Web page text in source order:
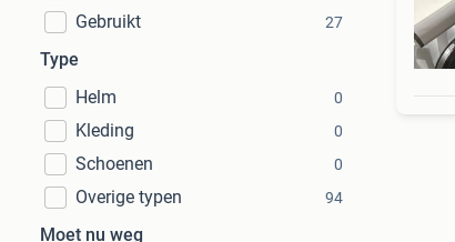
Gebruikt 27
Type
Helm
0
Kleding 0
Schoenen 0
Overige typen 94
Moet nu weg